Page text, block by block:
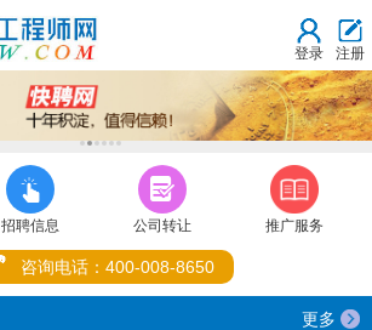
登录 注册

招聘信息

公司转让 推广服务
咨询电话：400-008-8650
更多